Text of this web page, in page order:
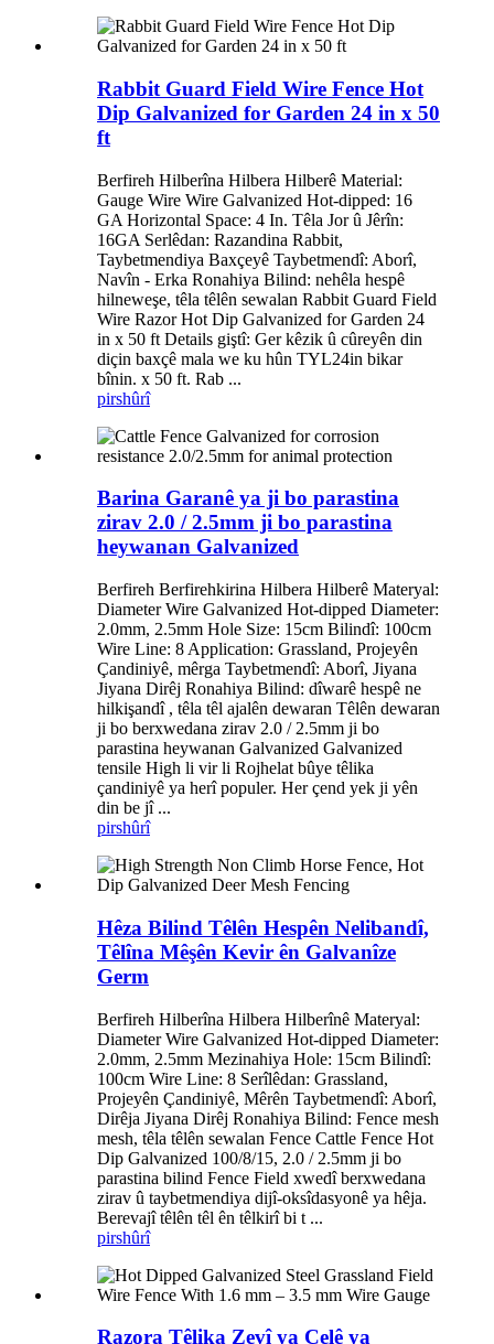
Rabbit Guard Field Wire Fence Hot
Dip Galvanized for Garden 24 in x 50
ft
Berfireh Hilberîna Hilbera Hilberê Material:
Gauge Wire Wire Galvanized Hot-dipped: 16
GA Horizontal Space: 4 In. Têla Jor û Jêrîn:
16GA Serlêdan: Razandina Rabbit,
Taybetmendiya Baxçeyê Taybetmendî: Aborî,
Navîn - Erka Ronahiya Bilind: nehêla hespê
hilneweşe, têla têlên sewalan Rabbit Guard Field
Wire Razor Hot Dip Galvanized for Garden 24
in x 50 ft Details giştî: Ger kêzik û cûreyên din
diçin baxçê mala we ku hûn TYL24in bikar
bînin. x 50 ft. Rab ...
pirshûrî
Barina Garanê ya ji bo parastina
zirav 2.0 / 2.5mm ji bo parastina
heywanan Galvanized
Berfireh Berfirehkirina Hilbera Hilberê Materyal:
Diameter Wire Galvanized Hot-dipped Diameter:
2.0mm, 2.5mm Hole Size: 15cm Bilindî: 100cm
Wire Line: 8 Application: Grassland, Projeyên
Çandiniyê, mêrga Taybetmendî: Aborî, Jiyana
Jiyana Dirêj Ronahiya Bilind: dîwarê hespê ne
hilkişandî , têla têl ajalên dewaran Têlên dewaran
ji bo berxwedana zirav 2.0 / 2.5mm ji bo
parastina heywanan Galvanized Galvanized
tensile High li vir li Rojhelat bûye têlika
çandiniyê ya herî populer. Her çend yek ji yên
din be jî ...
pirshûrî
Hêza Bilind Têlên Hespên Nelibandî,
Têlîna Mêşên Kevir ên Galvanîze
Germ
Berfireh Hilberîna Hilbera Hilberînê Materyal:
Diameter Wire Galvanized Hot-dipped Diameter:
2.0mm, 2.5mm Mezinahiya Hole: 15cm Bilindî:
100cm Wire Line: 8 Serîlêdan: Grassland,
Projeyên Çandiniyê, Mêrên Taybetmendî: Aborî,
Dirêja Jiyana Dirêj Ronahiya Bilind: Fence mesh
mesh, têla têlên sewalan Fence Cattle Fence Hot
Dip Galvanized 100/8/15, 2.0 / 2.5mm ji bo
parastina bilind Fence Field xwedî berxwedana
zirav û taybetmendiya dijî-oksîdasyonê ya hêja.
Berevajî têlên têl ên têlkirî bi t ...
pirshûrî
Razora Têlika Zevî ya Çelê ya